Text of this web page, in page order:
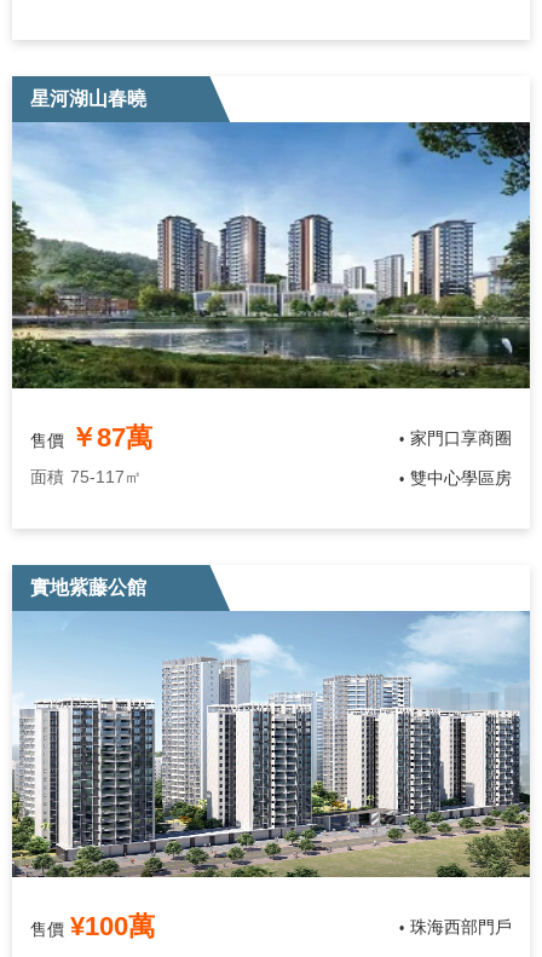
星河湖山春曉
售價 ￥87萬
面積 75-117㎡
• 家門口享商圈
• 雙中心學區房
實地紫藤公館
售價 ¥100萬 • 珠海西部門戶